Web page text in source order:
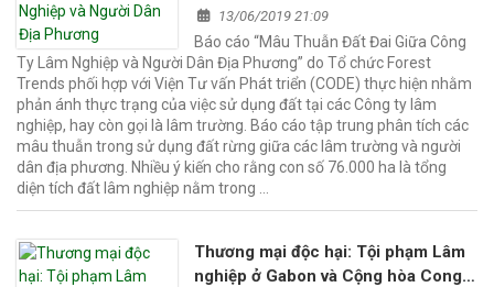
Phương
13/06/2019 21:09
Báo cáo “Mâu Thuẫn Đất Đai Giữa Công
Ty Lâm Nghiệp và Người Dân Địa Phương” do Tổ chức Forest
Trends phối hợp với Viện Tư vấn Phát triển (CODE) thực hiện nhằm
phản ánh thực trạng của việc sử dụng đất tại các Công ty lâm
nghiệp, hay còn gọi là lâm trường. Báo cáo tập trung phân tích các
mâu thuẫn trong sử dụng đất rừng giữa các lâm trường và người
dân địa phương. Nhiều ý kiến cho rằng con số 76.000 ha là tổng
diện tích đất lâm nghiệp nằm trong …
Thương mại độc hại: Tội phạm Lâm
nghiệp ở Gabon và Cộng hòa Congo